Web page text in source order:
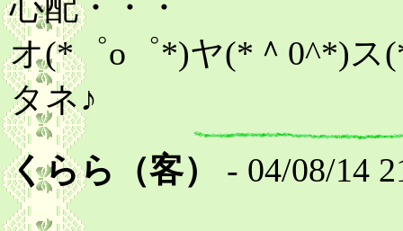
オ(*゜o゜*)ヤ(*＾0^*)
タネ♪
くらら（客）
- 04/08/14